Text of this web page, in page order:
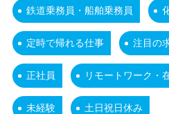
鉄道乗務員・船舶乗務員
定時で帰れる仕事 注目の
正社員 リモートワーク・
未経験 土日祝日休み